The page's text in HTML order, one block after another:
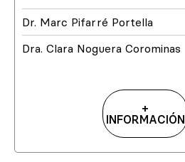
Dr. Marc Pifarré Portella
Dra. Clara Noguera Corominas
+
INFORMACIÓN